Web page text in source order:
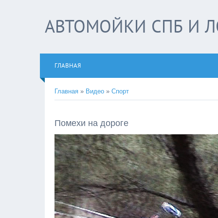
АВТОМОЙКИ СПБ И
ГЛАВНАЯ
Главная » Видео » Спорт
Помехи на дороге